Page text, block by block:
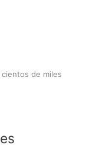
de miles